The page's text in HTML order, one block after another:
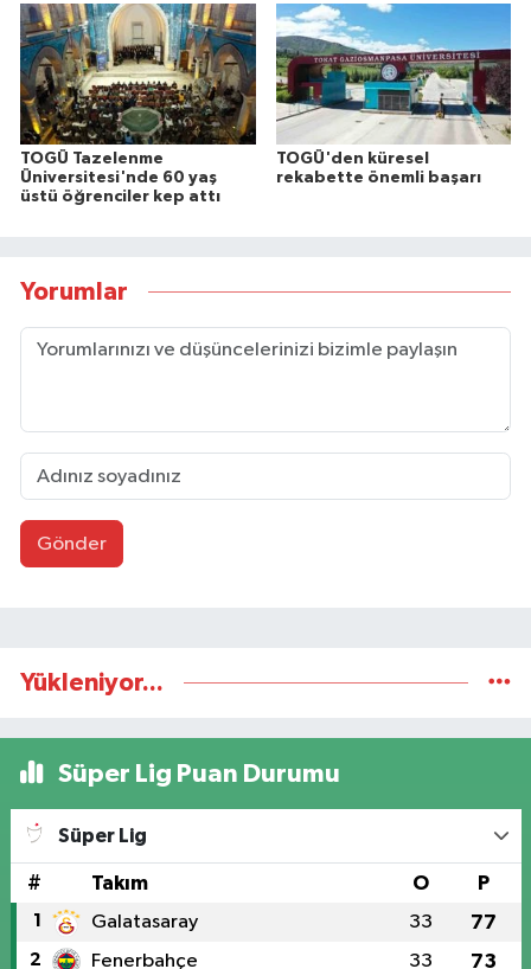
TOGÜ Tazelenme
Üniversitesi'nde 60 yaş
üstü öğrenciler kep attı
TOGÜ'den küresel
rekabette önemli başarı
Yorumlar
Gönder
Yükleniyor...
Süper Lig Puan Durumu
Süper Lig
# Takım O P
1 Galatasaray 33 77
2 Fenerbahçe 33 73